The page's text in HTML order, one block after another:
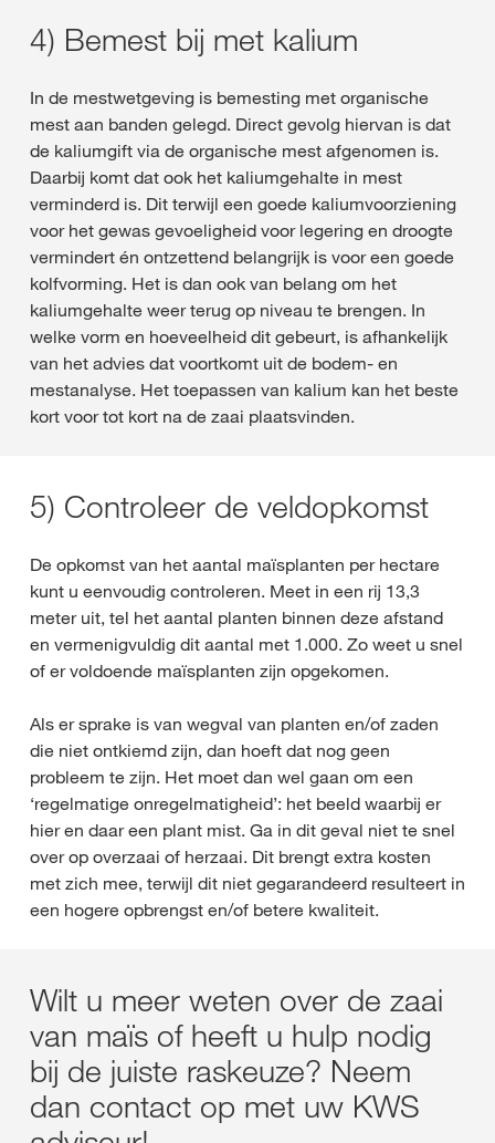
4) Bemest bij met kalium
In de mestwetgeving is bemesting met organische
mest aan banden gelegd. Direct gevolg hiervan is dat
de kaliumgift via de organische mest afgenomen is.
Daarbij komt dat ook het kaliumgehalte in mest
verminderd is. Dit terwijl een goede kaliumvoorziening
voor het gewas gevoeligheid voor legering en droogte
vermindert én ontzettend belangrijk is voor een goede
kolfvorming. Het is dan ook van belang om het
kaliumgehalte weer terug op niveau te brengen. In
welke vorm en hoeveelheid dit gebeurt, is afhankelijk
van het advies dat voortkomt uit de bodem- en
mestanalyse. Het toepassen van kalium kan het beste
kort voor tot kort na de zaai plaatsvinden.
5) Controleer de veldopkomst
De opkomst van het aantal maïsplanten per hectare
kunt u eenvoudig controleren. Meet in een rij 13,3
meter uit, tel het aantal planten binnen deze afstand
en vermenigvuldig dit aantal met 1.000. Zo weet u snel
of er voldoende maïsplanten zijn opgekomen.
Als er sprake is van wegval van planten en/of zaden
die niet ontkiemd zijn, dan hoeft dat nog geen
probleem te zijn. Het moet dan wel gaan om een
‘regelmatige onregelmatigheid’: het beeld waarbij er
hier en daar een plant mist. Ga in dit geval niet te snel
over op overzaai of herzaai. Dit brengt extra kosten
met zich mee, terwijl dit niet gegarandeerd resulteert in
een hogere opbrengst en/of betere kwaliteit.
Wilt u meer weten over de zaai
van maïs of heeft u hulp nodig
bij de juiste raskeuze? Neem
dan contact op met uw KWS